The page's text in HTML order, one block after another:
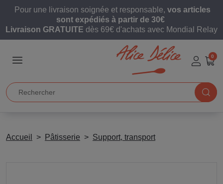
Pour une livraison soignée et responsable, vos articles
sont expédiés à partir de 30€
Livraison GRATUITE dès 69€ d'achats avec Mondial Relay
0
Accueil Pâtisserie Support, transport